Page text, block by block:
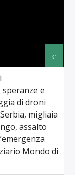
e
di droni
migliaia
assalto
Mondo di